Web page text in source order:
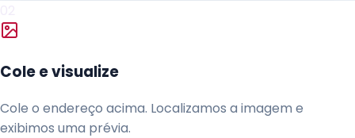
Cole e visualize
Cole o endereço acima. Localizamos a imagem e
exibimos uma prévia.